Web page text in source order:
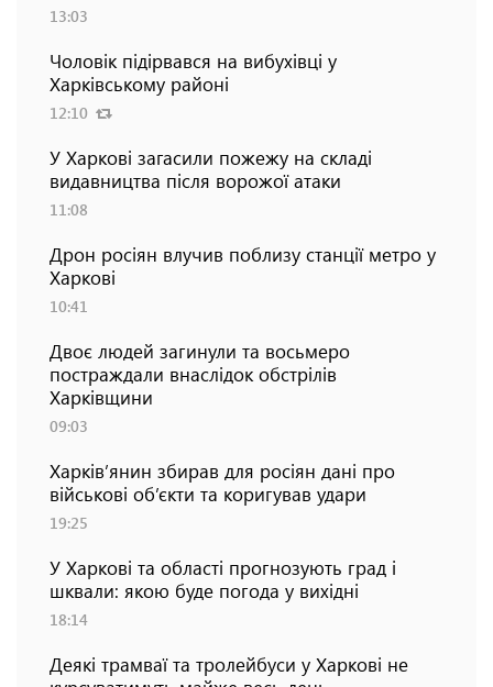
13:03
Чоловік підірвався на вибухівці у
Харківському районі
12:10
У Харкові загасили пожежу на складі
видавництва після ворожої атаки
11:08
Дрон росіян влучив поблизу станції метро у
Харкові
10:41
Двоє людей загинули та восьмеро
постраждали внаслідок обстрілів
Харківщини
09:03
Харків’янин збирав для росіян дані про
військові об’єкти та коригував удари
19:25
У Харкові та області прогнозують град і
шквали: якою буде погода у вихідні
18:14
Деякі трамваї та тролейбуси у Харкові не